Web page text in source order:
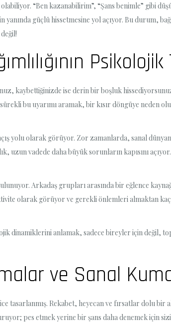
“Ben kazanabilirim”, “Şans benimle” gibi
güçlü hissetmesine yol açıyor. Bu durum,
kaybettiğinizde ise derin bir boşluk
bu uyarımı aramak, bir kısır döngüye neden
yolu olarak görüyor. Zor zamanlarda, sanal
uzun vadede daha büyük sorunların kapısını
Arkadaş grupları arasında bir eğlence
olarak görüyor ve gerekli önlemleri almaktan
dinamiklerini anlamak, sadece bireyler için değil,
ve Sanal
tasarlanmış. Rekabet, heyecan ve fırsatlar dolu
pes etmek yerine bir şans daha denemek için